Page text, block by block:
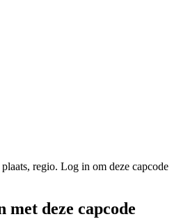
regio. Log in om deze capcode
met deze capcode